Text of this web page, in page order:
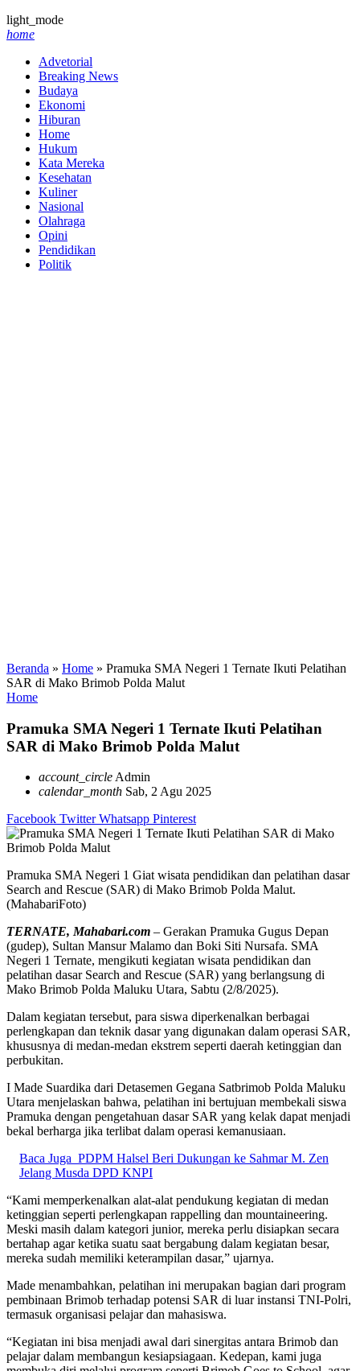
light_mode
home
Advetorial
Breaking News
Budaya
Ekonomi
Hiburan
Home
Hukum
Kata Mereka
Kesehatan
Kuliner
Nasional
Olahraga
Opini
Pendidikan
Politik
Beranda » Home » Pramuka SMA Negeri 1 Ternate Ikuti Pelatihan
SAR di Mako Brimob Polda Malut
Home
Pramuka SMA Negeri 1 Ternate Ikuti Pelatihan
SAR di Mako Brimob Polda Malut
account_circleAdmin
calendar_month Sab, 2 Agu 2025
Facebook Twitter Whatsapp Pinterest
Pramuka SMA Negeri 1 Giat wisata pendidikan dan pelatihan dasar
Search and Rescue (SAR) di Mako Brimob Polda Malut.
(MahabariFoto)
TERNATE, Mahabari.com – Gerakan Pramuka Gugus Depan
(gudep), Sultan Mansur Malamo dan Boki Siti Nursafa. SMA
Negeri 1 Ternate, mengikuti kegiatan wisata pendidikan dan
pelatihan dasar Search and Rescue (SAR) yang berlangsung di
Mako Brimob Polda Maluku Utara, Sabtu (2/8/2025).
Dalam kegiatan tersebut, para siswa diperkenalkan berbagai
perlengkapan dan teknik dasar yang digunakan dalam operasi SAR,
khususnya di medan-medan ekstrem seperti daerah ketinggian dan
perbukitan.
I Made Suardika dari Detasemen Gegana Satbrimob Polda Maluku
Utara menjelaskan bahwa, pelatihan ini bertujuan membekali siswa
Pramuka dengan pengetahuan dasar SAR yang kelak dapat menjadi
bekal berharga jika terlibat dalam operasi kemanusiaan.
Baca Juga PDPM Halsel Beri Dukungan ke Sahmar M. Zen
Jelang Musda DPD KNPI
“Kami memperkenalkan alat-alat pendukung kegiatan di medan
ketinggian seperti perlengkapan rappelling dan mountaineering.
Meski masih dalam kategori junior, mereka perlu disiapkan secara
bertahap agar ketika suatu saat bergabung dalam kegiatan besar,
mereka sudah memiliki keterampilan dasar,” ujarnya.
Made menambahkan, pelatihan ini merupakan bagian dari program
pembinaan Brimob terhadap potensi SAR di luar instansi TNI-Polri,
termasuk organisasi pelajar dan mahasiswa.
“Kegiatan ini bisa menjadi awal dari sinergitas antara Brimob dan
pelajar dalam membangun kesiapsiagaan. Kedepan, kami juga